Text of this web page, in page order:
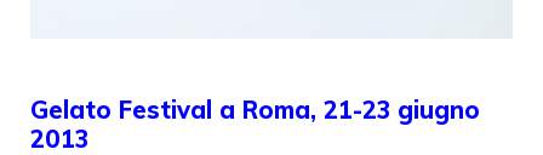
Gelato Festival a Roma, 21-23 giugno
2013